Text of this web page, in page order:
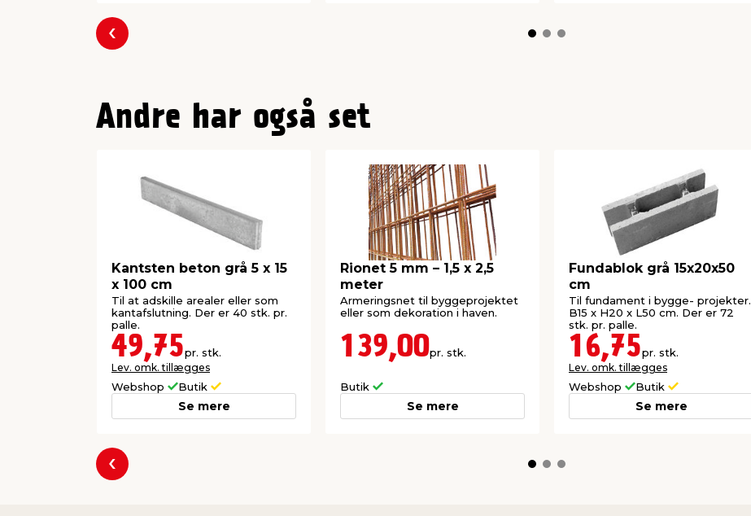
Forrige
Andre har også set
Kantsten beton grå 5 x 15
x 100 cm
Til at adskille arealer eller som
kantafslutning. Der er 40 stk. pr.
palle.
49,75pr. stk.
Lev. omk. tillægges
Webshop Butik
Se mere
Rionet 5 mm – 1,5 x 2,5
meter
Armeringsnet til byggeprojektet
eller som dekoration i haven.
139,00pr. stk.
Butik
Se mere
Fundablok grå 15x20x50
cm
Til fundament i bygge- projekter.
B15 x H20 x L50 cm. Der er 72
stk. pr. palle.
16,75pr. stk.
Lev. omk. tillægges
Webshop Butik
Se mere
Forrige